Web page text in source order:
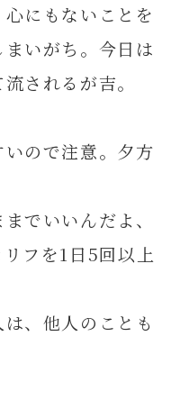
にもないことを
いがち。今日は
されるが吉。
ので注意。夕方
でいいんだよ、
フを1日5回以上
、他人のことも